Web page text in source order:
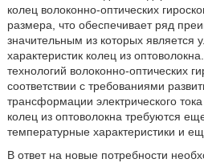
колец волоконно-оптических
размера, что обеспечивает ряд
значительным из которых является
характеристик колец из
технологий волоконно-оптических
соответствии с требованиями
трансформации электрического
колец из оптоволокна требуются
температурные характеристики и
В ответ на новые потребности